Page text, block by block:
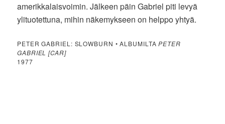
amerikkalaisvoimin. Jälkeen päin Gabriel piti levyä
ylituotettuna, mihin näkemykseen on helppo yhtyä.
PETER GABRIEL: SLOWBURN • ALBUMILTAPETER
GABRIEL [CAR]
1977